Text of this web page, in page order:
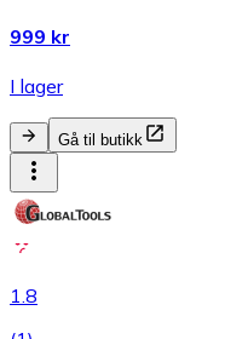
999 kr
I lager
Gå til butikk
1.8